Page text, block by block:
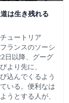
は生き残れる
ュートリア
ランスのソーシ
日以降、グーグ
より先に、
込んでくるよう
いる。便利なは
うとする人が、